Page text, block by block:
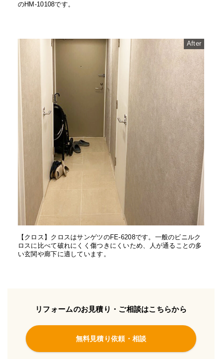
のHM-10108です。
After
【クロス】クロスはサンゲツのFE-6208です。一般のビニルク
ロスに比べて破れにくく傷つきにくいため、人が通ることの多
い玄関や廊下に適しています。
リフォームのお見積り・ご相談はこちらから
無料見積り依頼・相談